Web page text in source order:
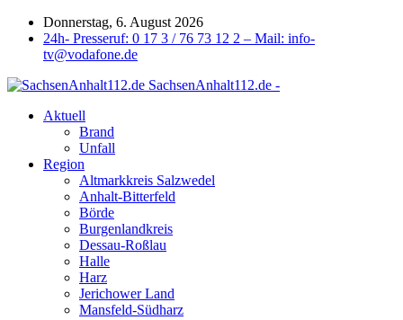
Donnerstag, 6. August 2026
24h- Presseruf: 0 17 3 / 76 73 12 2 – Mail: info-
tv@vodafone.de
SachsenAnhalt112.de -
Aktuell
Brand
Unfall
Region
Altmarkkreis Salzwedel
Anhalt-Bitterfeld
Börde
Burgenlandkreis
Dessau-Roßlau
Halle
Harz
Jerichower Land
Mansfeld-Südharz